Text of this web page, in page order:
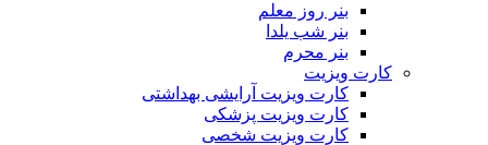
بنر روز معلم
بنر شب یلدا
بنر محرم
کارت ویزیت
کارت ویزیت آرایشی بهداشتی
کارت ویزیت پزشکی
کارت ویزیت شخصی